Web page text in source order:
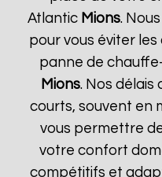
Atlantic Mions.
pour vous éviter
panne de
Mions. Nos délais
courts, souvent en
vous permettre
votre confort
compétitifs et